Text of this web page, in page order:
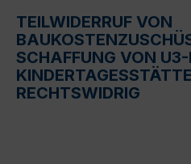
TEILWIDERRUF VON
SCHAFFUNG VON
RECHTSWIDRIG